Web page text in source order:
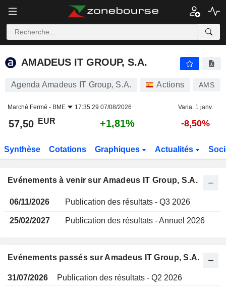
AMADEUS IT GROUP, S.A.
AMADEUS IT GROUP, S.A.
Agenda Amadeus IT Group, S.A. Actions AMS
Marché Fermé - BME 17:35:29 07/08/2026 Varia. 1 janv.
57,50 EUR +1,81% -8,50%
Synthèse Cotations Graphiques Actualités
Evénements à venir sur Amadeus IT Group, S.A.
06/11/2026 Publication des résultats - Q3 2026
25/02/2027 Publication des résultats - Annuel 2026
Evénements passés sur Amadeus IT Group, S.A.
31/07/2026
Publication des résultats - Q2 2026